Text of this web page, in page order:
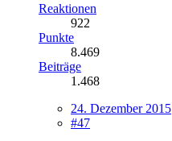
Reaktionen
922
Punkte
8.469
Beiträge
1.468
24. Dezember 2015
#47